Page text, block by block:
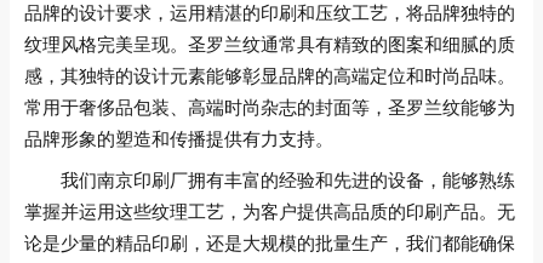
品牌的设计要求，运用精湛的印刷和压纹工艺，将品牌独特的
纹理风格完美呈现。圣罗兰纹通常具有精致的图案和细腻的质
感，其独特的设计元素能够彰显品牌的高端定位和时尚品味。
常用于奢侈品包装、高端时尚杂志的封面等，圣罗兰纹能够为
品牌形象的塑造和传播提供有力支持。
我们南京印刷厂拥有丰富的经验和先进的设备，能够熟练
掌握并运用这些纹理工艺，为客户提供高品质的印刷产品。无
论是少量的精品印刷，还是大规模的批量生产，我们都能确保